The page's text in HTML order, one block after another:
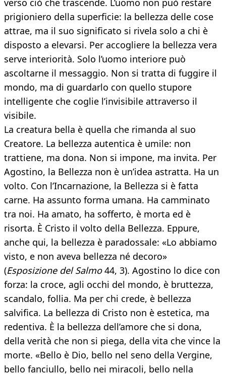
verso ciò che trascende. L’uomo non può restare
prigioniero della superficie: la bellezza delle cose
attrae, ma il suo significato si rivela solo a chi è
disposto a elevarsi. Per accogliere la bellezza vera
serve interiorità. Solo l’uomo interiore può
ascoltarne il messaggio. Non si tratta di fuggire il
mondo, ma di guardarlo con quello stupore
intelligente che coglie l’invisibile attraverso il
visibile.
La creatura bella è quella che rimanda al suo
Creatore. La bellezza autentica è umile: non
trattiene, ma dona. Non si impone, ma invita. Per
Agostino, la Bellezza non è un’idea astratta. Ha un
volto. Con l’Incarnazione, la Bellezza si è fatta
carne. Ha assunto forma umana. Ha camminato
tra noi. Ha amato, ha sofferto, è morta ed è
risorta. È Cristo il volto della Bellezza. Eppure,
anche qui, la bellezza è paradossale: «Lo abbiamo
visto, e non aveva bellezza né decoro»
(Esposizione del Salmo44, 3). Agostino lo dice con
forza: la croce, agli occhi del mondo, è bruttezza,
scandalo, follia. Ma per chi crede, è bellezza
salvifica. La bellezza di Cristo non è estetica, ma
redentiva. È la bellezza dell’amore che si dona,
della verità che non si piega, della vita che vince la
morte. «Bello è Dio, bello nel seno della Vergine,
bello fanciullo, bello nei miracoli, bello nella